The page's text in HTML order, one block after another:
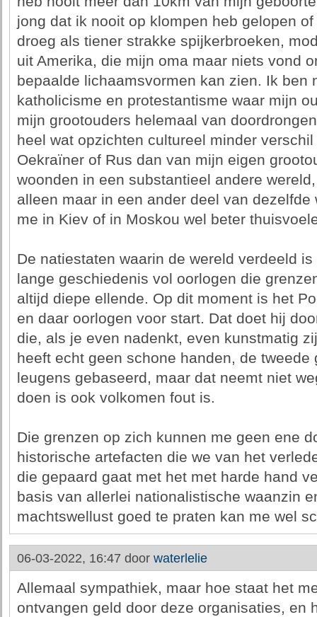
jong dat ik nooit op klompen heb gelopen
droeg als tiener strakke spijkerbroeken,
uit Amerika, die mijn oma maar niets vond
bepaalde lichaamsvormen kan zien. Ik ben
katholicisme en protestantisme waar mijn
mijn grootouders helemaal van
heel wat opzichten cultureel minder
Oekraïner of Rus dan van mijn eigen
woonden in een substantieel andere
alleen maar in een ander deel van
me in Kiev of in Moskou wel beter
De natiestaten waarin de wereld verdeeld
lange geschiedenis vol oorlogen die
altijd diepe ellende. Op dit moment is het
en daar oorlogen voor start. Dat doet hij
die, als je even nadenkt, even kunstmatig
heeft echt geen schone handen, de
leugens gebaseerd, maar dat neemt niet
doen is ook volkomen fout is.
Die grenzen op zich kunnen me geen ene
historische artefacten die we van het
die gepaard gaat met het met harde hand
basis van allerlei nationalistische waanzin
machtswellust goed te praten kan me wel
06-03-2022, 16:47 door waterlelie
Allemaal sympathiek, maar hoe staat het
ontvangen geld door deze organisaties, en